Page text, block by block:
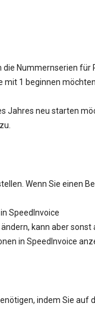
Nummernserien
1 beginnen
Jahres neu starten
Wenn Sie einen
SpeedInvoice
kann aber sonst
in SpeedInvoice
indem Sie